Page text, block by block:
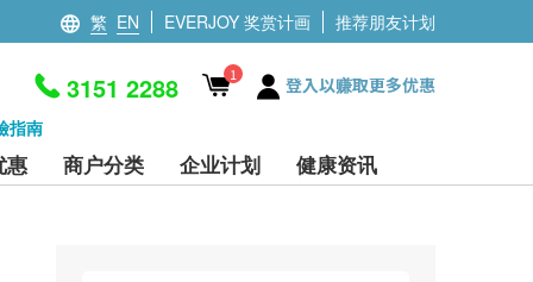
繁 EN EVERJOY 奖赏计画 推荐朋友计划
指南
3151 2288 1 登入以赚取更多优惠
惠 商户分类 企业计划 健康资讯